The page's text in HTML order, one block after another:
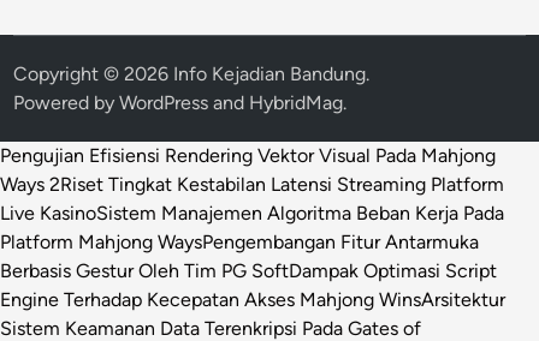
Copyright © 2026 Info Kejadian Bandung.
Powered byWordPress and HybridMag.
Pengujian Efisiensi Rendering Vektor Visual Pada Mahjong
Ways 2Riset Tingkat Kestabilan Latensi Streaming Platform
Live KasinoSistem Manajemen Algoritma Beban Kerja Pada
Platform Mahjong WaysPengembangan Fitur Antarmuka
Berbasis Gestur Oleh Tim PG SoftDampak Optimasi Script
Engine Terhadap Kecepatan Akses Mahjong WinsArsitektur
Sistem Keamanan Data Terenkripsi Pada Gates of